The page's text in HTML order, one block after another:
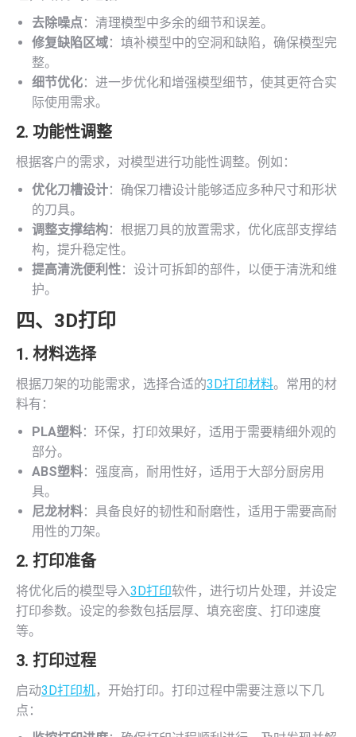
去除噪点：清理模型中多余的细节和误差。
修复缺陷区域：填补模型中的空洞和缺陷，确保模型完
整。
细节优化：进一步优化和增强模型细节，使其更符合实
际使用需求。
2. 功能性调整
根据客户的需求，对模型进行功能性调整。例如：
优化刀槽设计：确保刀槽设计能够适应多种尺寸和形状
的刀具。
调整支撑结构：根据刀具的放置需求，优化底部支撑结
构，提升稳定性。
提高清洗便利性：设计可拆卸的部件，以便于清洗和维
护。
四、 3D打印
1. 材料选择
根据刀架的功能需求，选择合适的3D打印材料。常用的材
料有：
PLA塑料：环保，打印效果好，适用于需要精细外观的
部分。
ABS塑料：强度高，耐用性好，适用于大部分厨房用
具。
尼龙材料：具备良好的韧性和耐磨性，适用于需要高耐
用性的刀架。
2. 打印准备
将优化后的模型导入3D打印软件，进行切片处理，并设定
打印参数。设定的参数包括层厚、填充密度、打印速度
等。
3. 打印过程
启动3D打印机，开始打印。打印过程中需要注意以下几
点：